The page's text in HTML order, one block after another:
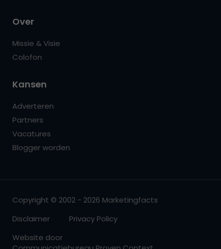
Over
Missie & Visie
Colofon
Kansen
Adverteren
Partners
Vacatures
Blogger worden
Copyright © 2002 - 2026 Marketingfacts
Disclaimer
Privacy Policy
Website door